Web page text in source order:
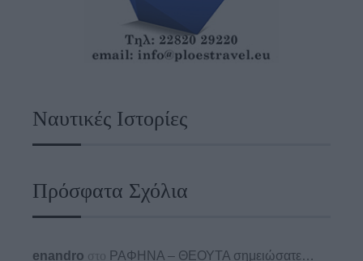
Ναυτικές Ιστορίες
Πρόσφατα Σχόλια
enandro στο ΡΑΦΗΝΑ – ΘΕΟΥΤΑ σημειώσατε…